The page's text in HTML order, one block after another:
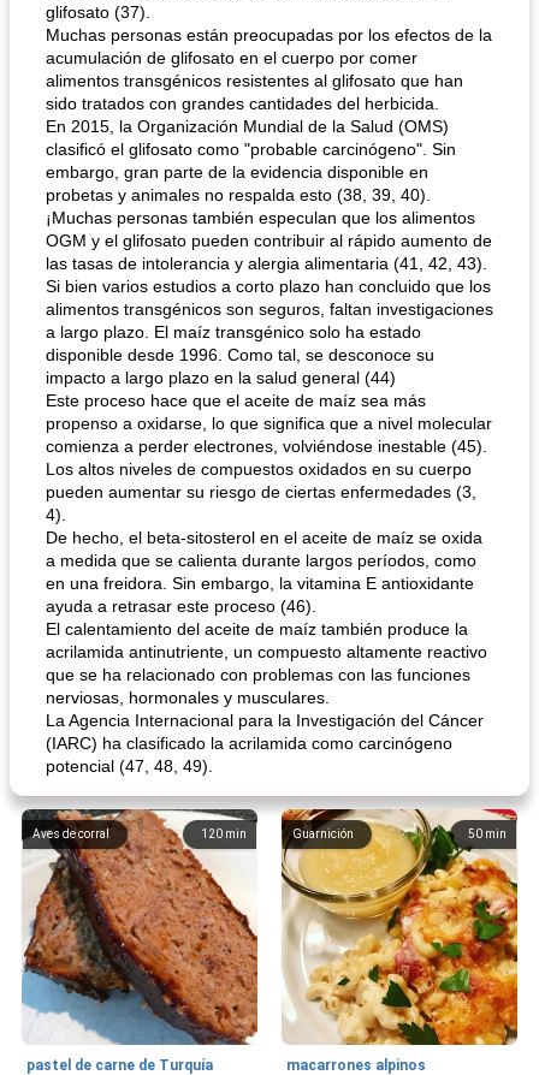
glifosato (37).
Muchas personas están preocupadas por los efectos de la
acumulación de glifosato en el cuerpo por comer
alimentos transgénicos resistentes al glifosato que han
sido tratados con grandes cantidades del herbicida.
En 2015, la Organización Mundial de la Salud (OMS)
clasificó el glifosato como "probable carcinógeno". Sin
embargo, gran parte de la evidencia disponible en
probetas y animales no respalda esto (38, 39, 40).
¡Muchas personas también especulan que los alimentos
OGM y el glifosato pueden contribuir al rápido aumento de
las tasas de intolerancia y alergia alimentaria (41, 42, 43).
Si bien varios estudios a corto plazo han concluido que los
alimentos transgénicos son seguros, faltan investigaciones
a largo plazo. El maíz transgénico solo ha estado
disponible desde 1996. Como tal, se desconoce su
impacto a largo plazo en la salud general (44)
Este proceso hace que el aceite de maíz sea más
propenso a oxidarse, lo que significa que a nivel molecular
comienza a perder electrones, volviéndose inestable (45).
Los altos niveles de compuestos oxidados en su cuerpo
pueden aumentar su riesgo de ciertas enfermedades (3,
4).
De hecho, el beta-sitosterol en el aceite de maíz se oxida
a medida que se calienta durante largos períodos, como
en una freidora. Sin embargo, la vitamina E antioxidante
ayuda a retrasar este proceso (46).
El calentamiento del aceite de maíz también produce la
acrilamida antinutriente, un compuesto altamente reactivo
que se ha relacionado con problemas con las funciones
nerviosas, hormonales y musculares.
La Agencia Internacional para la Investigación del Cáncer
(IARC) ha clasificado la acrilamida como carcinógeno
potencial (47, 48, 49).
120 min
Aves de corral
pastel de carne de Turquía
50 min
Guarnición
macarrones alpinos